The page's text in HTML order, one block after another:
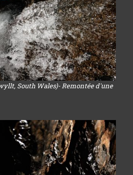
South Wales)- Remontée d'une